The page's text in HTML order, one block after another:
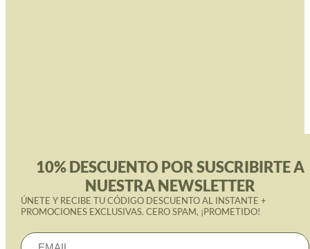
10% DESCUENTO POR SUSCRIBIRTE A
NUESTRA NEWSLETTER
ÚNETE Y RECIBE TU CÓDIGO DESCUENTO AL INSTANTE +
PROMOCIONES EXCLUSIVAS. CERO SPAM, ¡PROMETIDO!